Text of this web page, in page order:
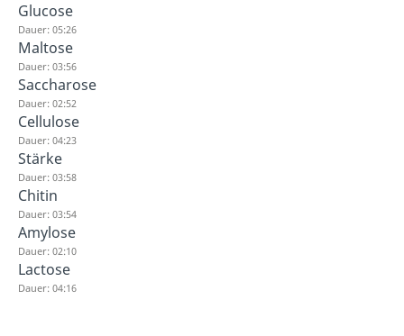
Glucose
Dauer: 05:26
Maltose
Dauer: 03:56
Saccharose
Dauer: 02:52
Cellulose
Dauer: 04:23
Stärke
Dauer: 03:58
Chitin
Dauer: 03:54
Amylose
Dauer: 02:10
Lactose
Dauer: 04:16